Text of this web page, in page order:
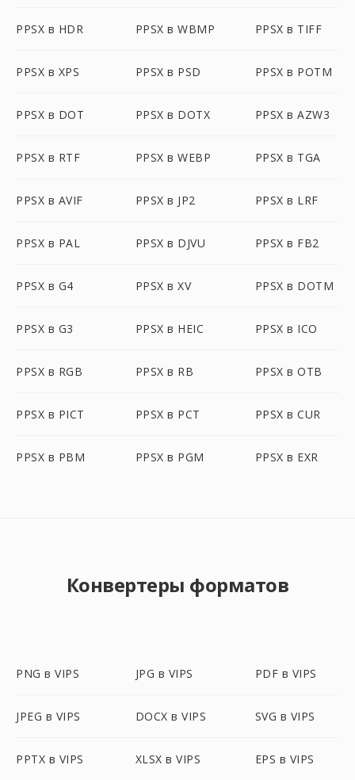
PPSX в HDR PPSX в WBMP PPSX в TIFF
PPSX в XPS PPSX в PSD PPSX в POTM
PPSX в DOT PPSX в DOTX PPSX в AZW3
PPSX в RTF PPSX в WEBP PPSX в TGA
PPSX в AVIF PPSX в JP2 PPSX в LRF
PPSX в PAL PPSX в DJVU PPSX в FB2
PPSX в G4 PPSX в XV PPSX в DOTM
PPSX в G3 PPSX в HEIC PPSX в ICO
PPSX в RGB PPSX в RB PPSX в OTB
PPSX в PICT PPSX в PCT PPSX в CUR
PPSX в PBM PPSX в PGM PPSX в EXR
Конвертеры форматов
PNG в VIPS JPG в VIPS PDF в VIPS
JPEG в VIPS DOCX в VIPS SVG в VIPS
PPTX в VIPS XLSX в VIPS EPS в VIPS